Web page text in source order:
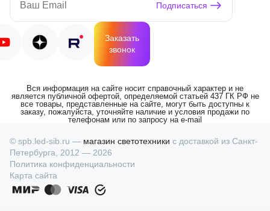
Подписаться
Заказать
звонок
Вся информация на сайте носит справочный характер и не
является публичной офертой, определяемой статьей 437 ГК РФ не
все товары, представленные на сайте, могут быть доступны к
заказу, пожалуйста, уточняйте наличие и условия продажи по
телефонам или по запросу на e-mail
© spb.led-sib.ru — магазин светотехники с доставкой из Санкт-
Петербурга, 2012 — 2026
Политика конфиденциальности
Карта сайта